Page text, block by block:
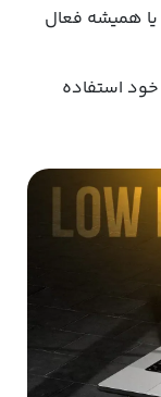
یا همیشه فعال
استفاده